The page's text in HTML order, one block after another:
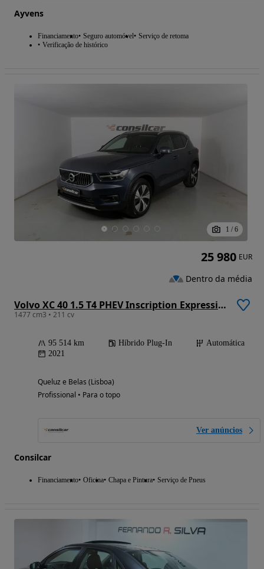
Ayvens
Financiamento Seguro automóvel
Serviço de retoma
Verificação de histórico
1 / 6
Volvo XC 40 1.5 T4 PHEV Inscription Expression
1477 cm3 • 211 cv
95 514 km Híbrido Plug-In
Automática
2021
Queluz e Belas (Lisboa)
Profissional • Para o topo
Ver anúncios
Consilcar
Financiamento Oficina Chapa e Pintura Serviço de Pneus
25 980 EUR
Dentro da média